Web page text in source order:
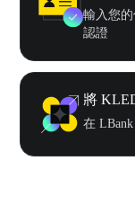
輸入您
認證
將
在